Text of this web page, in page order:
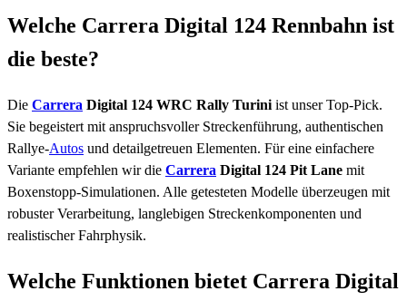
Welche Carrera Digital 124 Rennbahn ist
die beste?
Die Carrera Digital 124 WRC Rally Turini ist unser Top-Pick.
Sie begeistert mit anspruchsvoller Streckenführung, authentischen
Rallye-Autos und detailgetreuen Elementen. Für eine einfachere
Variante empfehlen wir die Carrera Digital 124 Pit Lane mit
Boxenstopp-Simulationen. Alle getesteten Modelle überzeugen mit
robuster Verarbeitung, langlebigen Streckenkomponenten und
realistischer Fahrphysik.
Welche Funktionen bietet Carrera Digital